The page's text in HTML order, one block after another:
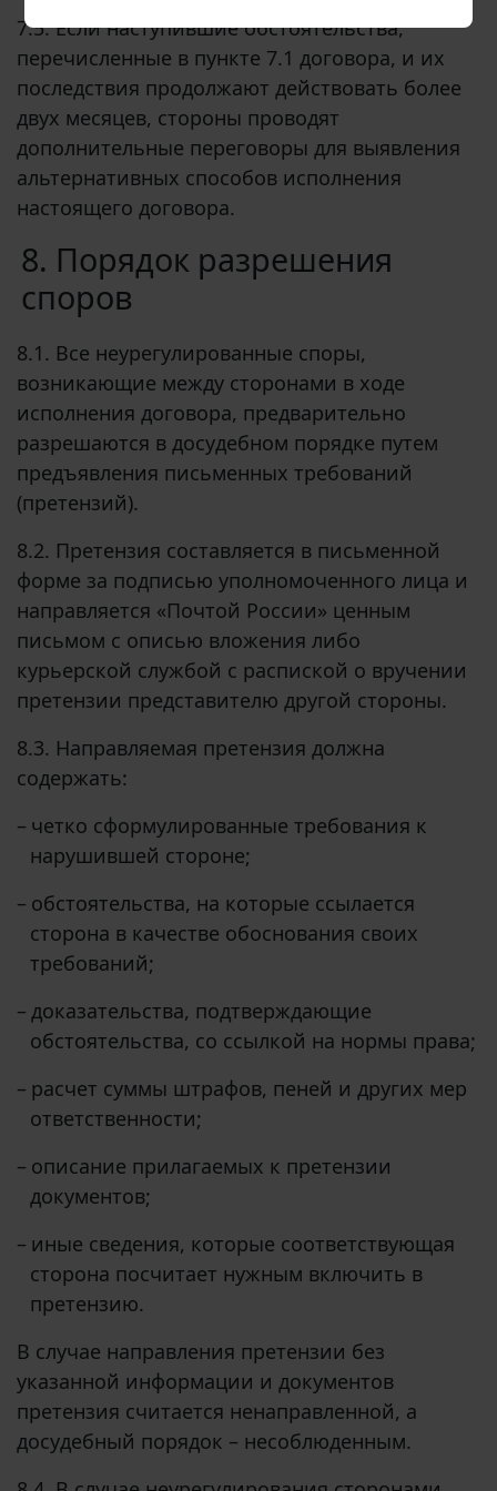
7.5. Если наступившие обстоятельства,
перечисленные в пункте 7.1 договора, и их
последствия продолжают действовать более
двух месяцев, стороны проводят
дополнительные переговоры для выявления
альтернативных способов исполнения
настоящего договора.
8. Порядок разрешения
споров
8.1. Все неурегулированные споры,
возникающие между сторонами в ходе
исполнения договора, предварительно
разрешаются в досудебном порядке путем
предъявления письменных требований
(претензий).
8.2. Претензия составляется в письменной
форме за подписью уполномоченного лица и
направляется «Почтой России» ценным
письмом с описью вложения либо
курьерской службой с распиской о вручении
претензии представителю другой стороны.
8.3. Направляемая претензия должна
содержать:
– четко сформулированные требования к
нарушившей стороне;
– обстоятельства, на которые ссылается
сторона в качестве обоснования своих
требований;
– доказательства, подтверждающие
обстоятельства, со ссылкой на нормы права;
– расчет суммы штрафов, пеней и других мер
ответственности;
– описание прилагаемых к претензии
документов;
– иные сведения, которые соответствующая
сторона посчитает нужным включить в
претензию.
В случае направления претензии без
указанной информации и документов
претензия считается ненаправленной, а
досудебный порядок – несоблюденным.